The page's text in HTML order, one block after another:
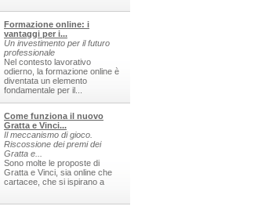
Formazione online: i
vantaggi per i...
Un investimento per il futuro
professionale
Nel contesto lavorativo
odierno, la formazione online è
diventata un elemento
fondamentale per il...
Come funziona il nuovo
Gratta e Vinci...
Il meccanismo di gioco.
Riscossione dei premi dei
Gratta e...
Sono molte le proposte di
Gratta e Vinci, sia online che
cartacee, che si ispirano a